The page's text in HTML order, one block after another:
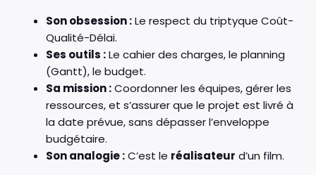
Son obsession :Le respect du triptyque Coût-
Qualité-Délai.
Ses outils :Le cahier des charges, le planning
(Gantt), le budget.
Sa mission :Coordonner les équipes, gérer les
ressources, et s’assurer que le projet est livré à
la date prévue, sans dépasser l’enveloppe
budgétaire.
Son analogie :C’est le réalisateur d’un film.